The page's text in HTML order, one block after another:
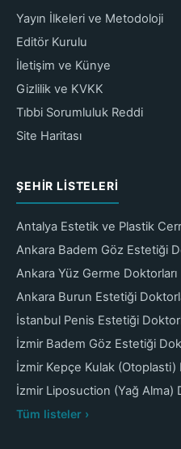
Yayın İlkeleri ve Metodoloji
Editör Kurulu
İletişim ve Künye
Gizlilik ve KVKK
Tıbbi Sorumluluk Reddi
Site Haritası
ŞEHIR LISTELERI
Antalya Estetik ve Plastik
Ankara Badem Göz Estetiği
Ankara Yüz Germe Doktorları
Ankara Burun Estetiği
İstanbul Penis Estetiği
İzmir Badem Göz Estetiği
İzmir Kepçe Kulak (Otoplasti)
İzmir Liposuction (Yağ Alma)
Tüm listeler ›